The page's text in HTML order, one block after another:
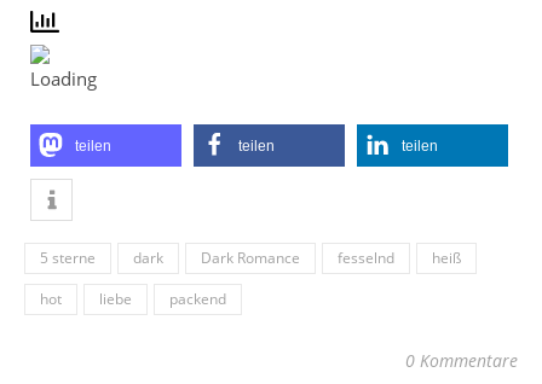
teilen teilen teilen
5 sterne dark Dark Romance fesselnd
heiß
hot
liebe packend
0 Kommentare